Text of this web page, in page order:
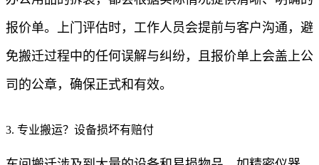
报价单。上门评估时，工作人员会提前与客户沟通，避
免搬迁过程中的任何误解与纠纷，且报价单上会盖上公
司的公章，确保正式和有效。
3. 专业搬运？设备损坏有赔付